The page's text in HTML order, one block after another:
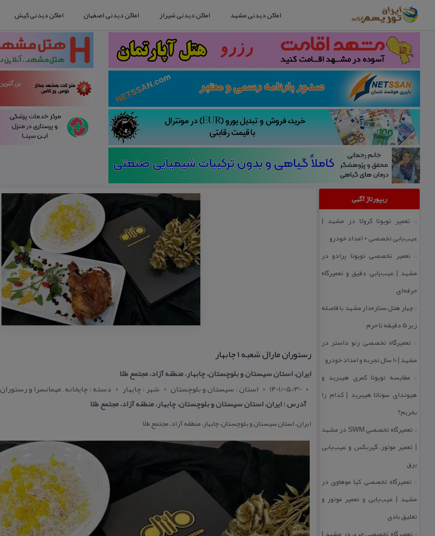
اماکن دیدنی مشهد اماکن دیدنی شیراز اماکن دیدنی اصفهان اماکن دیدنی کیش
ریپورتاژ آگهی
:: تعمیر تویوتا كرولا در مشهد |
عیب‌یابی تخصصی + امداد خودرو
:: تعمیر تخصصی تویوتا پرادو در
مشهد | عیب‌یابی دقیق و تعمیرگاه
حرفه‌ای
::چهار هتل‌ ستاره‌دار مشهد با فاصله
زیر 5 دقیقه تا حرم
:: تعمیرگاه تخصصی رنو داستر در
مشهد | ۱۰ سال تجربه و امداد خودرو
:: مقایسه تویوتا كمری هیبرید و
هیوندای سوناتا هیبرید | كدام را
بخریم؟
::
تعمیرگاه تخصصی SWM در مشهد
| تعمیر موتور، گیربكس و عیب‌یابی
برق
:: تعمیرگاه تخصصی كیا موهاوی در
مشهد | عیب‌یابی و تعمیر موتور و
تعلیق بادی
رستوران مارال شعبه ۱ چابهار
ایران، استان سیستان و بلوچستان، چابهار، منطقه آزاد، مجتمع طلا
1401/05/30
استان : سيستان و بلوچستان شهر : چابهار
دسته : چایخانه , مهمانسرا و رستوران
آدرس : ایران، استان سیستان و بلوچستان، چابهار، منطقه آزاد، مجتمع طلا
ایران، استان سیستان و بلوچستان، چابهار، منطقه آزاد، مجتمع طلا